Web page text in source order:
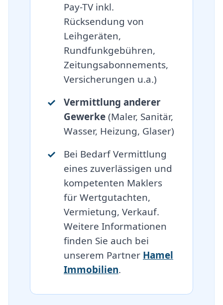
Pay-TV inkl.
Rücksendung von
Leihgeräten,
Rundfunkgebühren,
Zeitungsabonnements,
Versicherungen u.a.)
Vermittlung anderer
Gewerke(Maler, Sanitär,
Wasser, Heizung, Glaser)
Bei Bedarf Vermittlung
eines zuverlässigen und
kompetenten Maklers
für Wertgutachten,
Vermietung, Verkauf.
Weitere Informationen
finden Sie auch bei
unserem Partner Hamel
Immobilien.